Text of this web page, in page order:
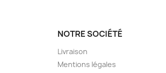
NOTRE SOCIÉTÉ
Livraison
Mentions légales